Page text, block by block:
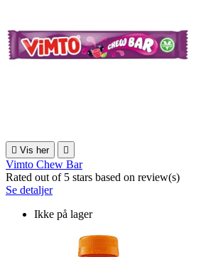
 Vis her 
Vimto Chew Bar
Rated out of 5 stars based on review(s)
Se detaljer
Ikke på lager